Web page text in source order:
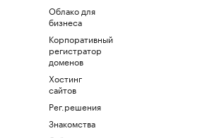
Облако для
бизнеса
Корпоративный
регистратор
доменов
Хостинг
сайтов
Рег.решения
Знакомства